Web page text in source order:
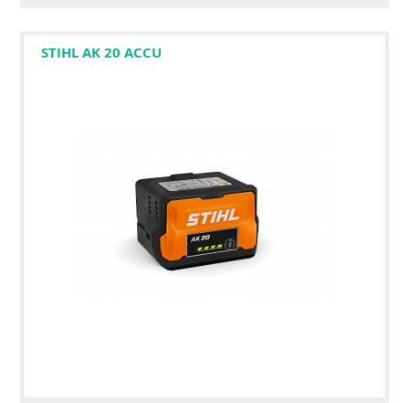
STIHL AK 20 ACCU